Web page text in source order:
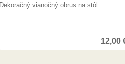
Dekoračný vianočný obrus na stôl.
12,00